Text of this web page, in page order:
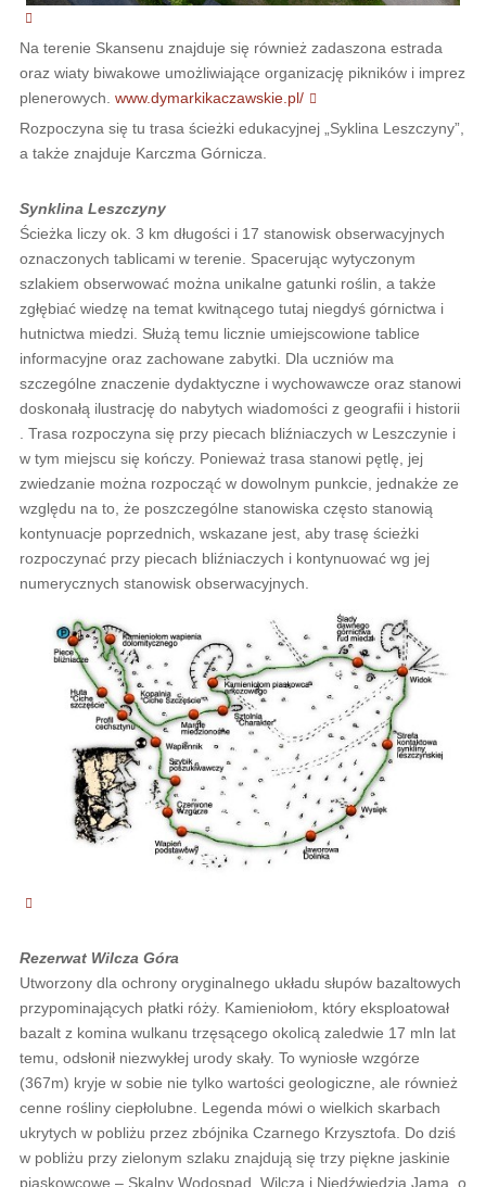
Na terenie Skansenu znajduje się również zadaszona estrada
oraz wiaty biwakowe umożliwiające organizację pikników i imprez
plenerowych. www.dymarkikaczawskie.pl/
Rozpoczyna się tu trasa ścieżki edukacyjnej „Syklina Leszczyny”,
a także znajduje Karczma Górnicza.
Synklina Leszczyny
Ścieżka liczy ok. 3 km długości i 17 stanowisk obserwacyjnych
oznaczonych tablicami w terenie. Spacerując wytyczonym
szlakiem obserwować można unikalne gatunki roślin, a także
zgłębiać wiedzę na temat kwitnącego tutaj niegdyś górnictwa i
hutnictwa miedzi. Służą temu licznie umiejscowione tablice
informacyjne oraz zachowane zabytki. Dla uczniów ma
szczególne znaczenie dydaktyczne i wychowawcze oraz stanowi
doskonałą ilustrację do nabytych wiadomości z geografii i historii
. Trasa rozpoczyna się przy piecach bliźniaczych w Leszczynie i
w tym miejscu się kończy. Ponieważ trasa stanowi pętlę, jej
zwiedzanie można rozpocząć w dowolnym punkcie, jednakże ze
względu na to, że poszczególne stanowiska często stanowią
kontynuacje poprzednich, wskazane jest, aby trasę ścieżki
rozpoczynać przy piecach bliźniaczych i kontynuować wg jej
numerycznych stanowisk obserwacyjnych.
Rezerwat Wilcza Góra
Utworzony dla ochrony oryginalnego układu słupów bazaltowych
przypominających płatki róży. Kamieniołom, który eksploatował
bazalt z komina wulkanu trzęsącego okolicą zaledwie 17 mln lat
temu, odsłonił niezwykłej urody skały. To wyniosłe wzgórze
(367m) kryje w sobie nie tylko wartości geologiczne, ale również
cenne rośliny ciepłolubne. Legenda mówi o wielkich skarbach
ukrytych w pobliżu przez zbójnika Czarnego Krzysztofa. Do dziś
w pobliżu przy zielonym szlaku znajdują się trzy piękne jaskinie
piaskowcowe – Skalny Wodospad, Wilcza i Niedźwiedzia Jama, o